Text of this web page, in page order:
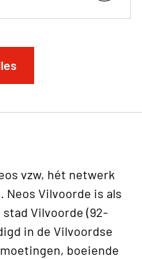
vzw, hét netwerk
Neos Vilvoorde is als
Vilvoorde (92-
in de Vilvoordse
boeiende